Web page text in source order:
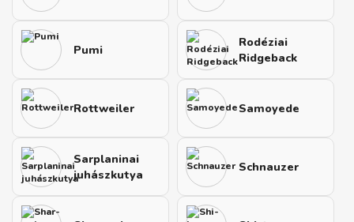
Pumi
Rodéziai
Ridgeback
Rottweiler Samoyede
Sarplaninai
juhászkutya
Schnauzer